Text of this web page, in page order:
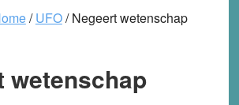
/ UFO/Negeert wetenschap
wetenschap